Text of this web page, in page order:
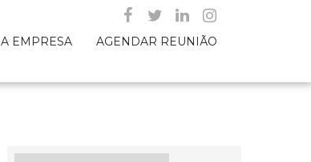
A EMPRESA AGENDAR REUNIÃO